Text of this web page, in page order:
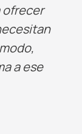
ofrecer
a ese